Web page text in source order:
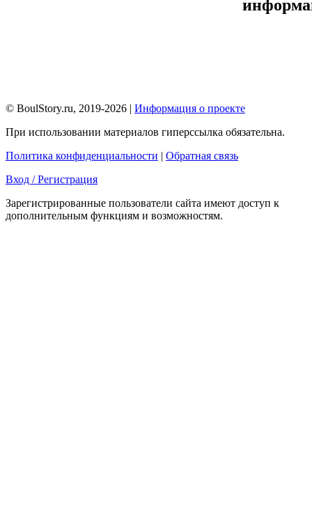
© BoulStory.ru, 2019-2026 | Информация о проекте
При использовании материалов гиперссылка обязательна.
Политика конфиденциальности | Обратная связь
Вход / Регистрация
Зарегистрированные пользователи сайта имеют доступ к
дополнительным функциям и возможностям.